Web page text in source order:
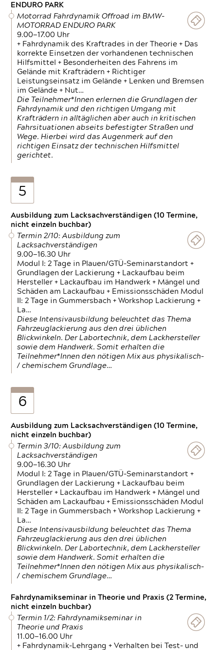
ENDURO PARK
Motorrad Fahrdynamik Offroad im BMW-
MOTORRAD ENDURO PARK
9.00—17.00 Uhr
+ Fahrdynamik des Kraftrades in der Theorie + Das
korrekte Einsetzen der vorhandenen technischen
Hilfsmittel + Besonderheiten des Fahrens im
Gelände mit Krafträdern + Richtiger
Leistungseinsatz im Gelände + Lenken und Bremsen
im Gelände + Nut…
Die Teilnehmer*Innen erlernen die Grundlagen der
Fahrdynamik und den richtigen Umgang mit
Krafträdern in alltäglichen aber auch in kritischen
Fahrsituationen abseits befestigter Straßen und
Wege. Hierbei wird das Augenmerk auf den
richtigen Einsatz der technischen Hilfsmittel
gerichtet.
5
Ausbildung zum Lacksachverständigen (10 Termine,
nicht einzeln buchbar)
Termin 2/10: Ausbildung zum
Lacksachverständigen
9.00—16.30 Uhr
Modul I: 2 Tage in Plauen/GTÜ-Seminarstandort +
Grundlagen der Lackierung + Lackaufbau beim
Hersteller + Lackaufbau im Handwerk + Mängel und
Schäden am Lackaufbau + Emissionsschäden Modul
II: 2 Tage in Gummersbach + Workshop Lackierung +
La…
Diese Intensivausbildung beleuchtet das Thema
Fahrzeuglackierung aus den drei üblichen
Blickwinkeln. Der Labortechnik, dem Lackhersteller
sowie dem Handwerk. Somit erhalten die
Teilnehmer*Innen den nötigen Mix aus physikalisch-
/ chemischem Grundlage…
6
Ausbildung zum Lacksachverständigen (10 Termine,
nicht einzeln buchbar)
Termin 3/10: Ausbildung zum
Lacksachverständigen
9.00—16.30 Uhr
Modul I: 2 Tage in Plauen/GTÜ-Seminarstandort +
Grundlagen der Lackierung + Lackaufbau beim
Hersteller + Lackaufbau im Handwerk + Mängel und
Schäden am Lackaufbau + Emissionsschäden Modul
II: 2 Tage in Gummersbach + Workshop Lackierung +
La…
Diese Intensivausbildung beleuchtet das Thema
Fahrzeuglackierung aus den drei üblichen
Blickwinkeln. Der Labortechnik, dem Lackhersteller
sowie dem Handwerk. Somit erhalten die
Teilnehmer*Innen den nötigen Mix aus physikalisch-
/ chemischem Grundlage…
Fahrdynamikseminar in Theorie und Praxis (2 Termine,
nicht einzeln buchbar)
Termin 1/2: Fahrdynamikseminar in
Theorie und Praxis
11.00—16.00 Uhr
+ Fahrdynamik-Lehrgang + Verhalten bei Test- und